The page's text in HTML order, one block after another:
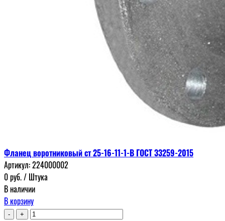
Фланец воротниковый ст 25-16-11-1-В ГОСТ 33259-2015
Артикул:224000002
0руб./ Штука
В наличии
В корзину
- +